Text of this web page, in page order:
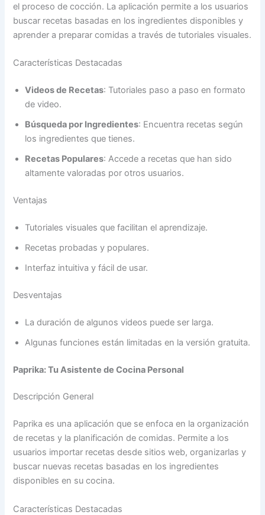
el proceso de cocción. La aplicación permite a los usuarios
buscar recetas basadas en los ingredientes disponibles y
aprender a preparar comidas a través de tutoriales visuales.
Características Destacadas
Videos de Recetas: Tutoriales paso a paso en formato
de video.
Búsqueda por Ingredientes: Encuentra recetas según
los ingredientes que tienes.
Recetas Populares: Accede a recetas que han sido
altamente valoradas por otros usuarios.
Ventajas
Tutoriales visuales que facilitan el aprendizaje.
Recetas probadas y populares.
Interfaz intuitiva y fácil de usar.
Desventajas
La duración de algunos videos puede ser larga.
Algunas funciones están limitadas en la versión gratuita.
Paprika: Tu Asistente de Cocina Personal
Descripción General
Paprika es una aplicación que se enfoca en la organización
de recetas y la planificación de comidas. Permite a los
usuarios importar recetas desde sitios web, organizarlas y
buscar nuevas recetas basadas en los ingredientes
disponibles en su cocina.
Características Destacadas